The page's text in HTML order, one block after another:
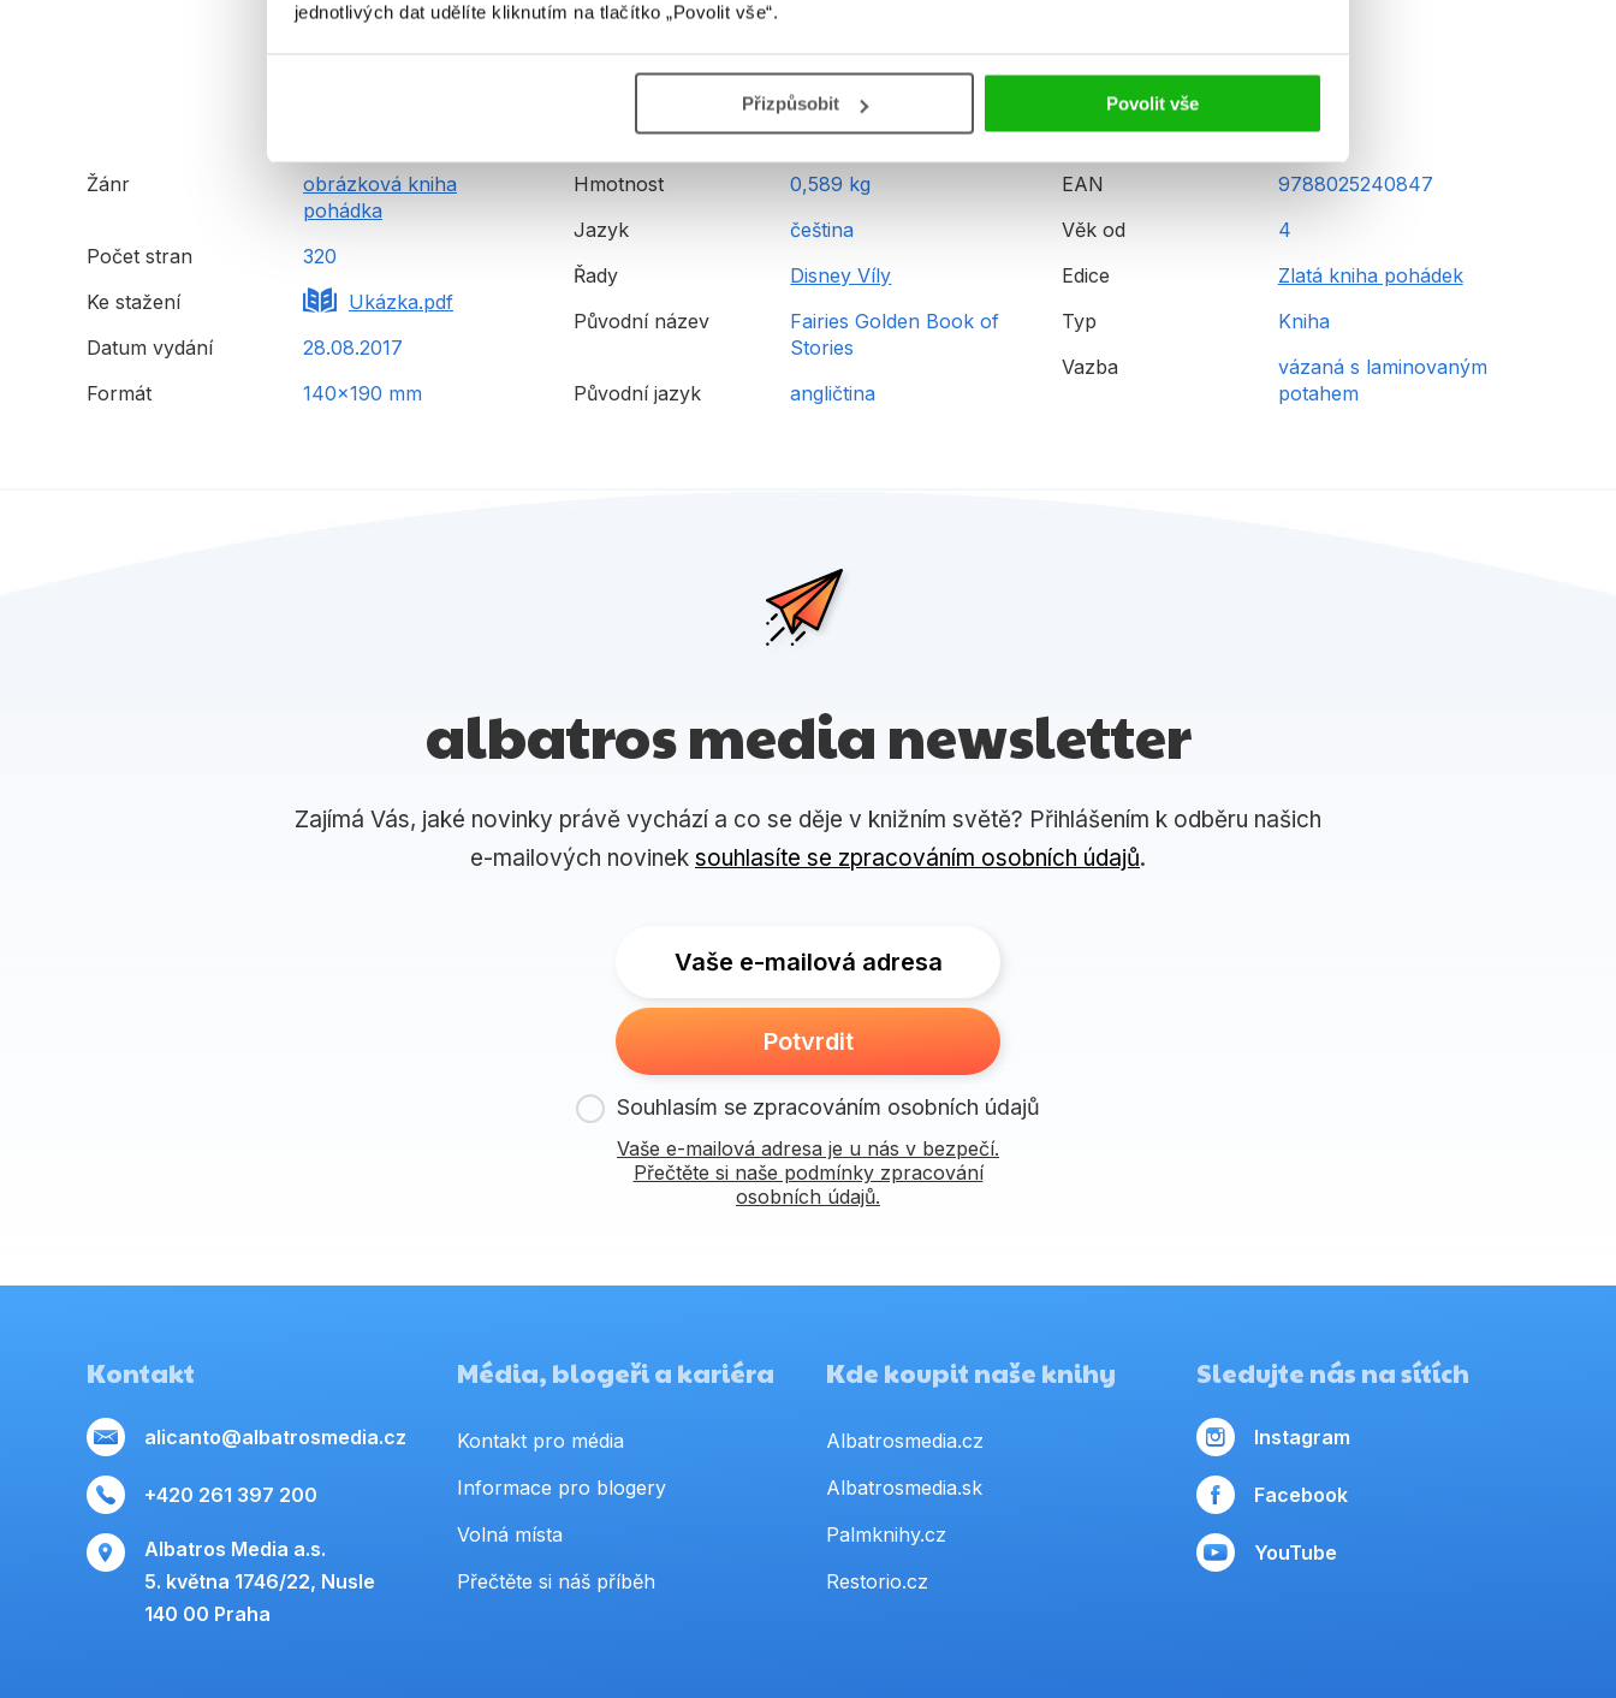
jednotlivých dat udělíte kliknutím na tlačítko „Povolit vše“.
Přizpůsobit Povolit vše
Detailní informace
Žánr
obrázková kniha
pohádka
Počet stran
320
Ke stažení
Ukázka.pdf
Datum vydání
28.08.2017
Formát
140x190 mm
Hmotnost
0,589 kg
Jazyk
čeština
Řady
Disney Víly
Původní název
Fairies Golden Book of
Stories
Původní jazyk
angličtina
EAN
9788025240847
Věk od
4
Edice
Zlatá kniha pohádek
Typ
Kniha
Vazba
vázaná s laminovaným
potahem
albatros media newsletter
Zajímá Vás, jaké novinky právě vychází a co se děje v knižním světě? Přihlášením k odběru našich
e-mailových novinek souhlasíte se zpracováním osobních údajů.
Vaše e-mailová adresa
Potvrdit
Souhlasím se zpracováním osobních údajů
Vaše e-mailová adresa je u nás v bezpečí.
Přečtěte si naše podmínky zpracování
osobních údajů.
Kontakt
alicanto@albatrosmedia.cz
+420 261 397 200
Albatros Media a.s.
5. května 1746/22, Nusle
140 00 Praha
Média, blogeři a kariéra
Kontakt pro média
Informace pro blogery
Volná místa
Přečtěte si náš příběh
Kde koupit naše knihy
Albatrosmedia.cz
Albatrosmedia.sk
Palmknihy.cz
Restorio.cz
Sledujte nás na sítích
Instagram
Facebook
YouTube